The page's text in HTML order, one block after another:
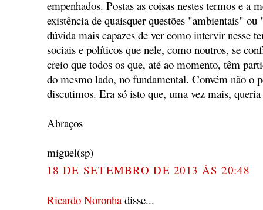
empenhados. Postas as coisas nestes termos e a
existência de quaisquer questões "ambientais"
dúvida mais capazes de ver como intervir nesse
sociais e políticos que nele, como noutros, se
creio que todos os que, até ao momento, têm
do mesmo lado, no fundamental. Convém não o
discutimos. Era só isto que, uma vez mais,
Abraços
miguel(sp)
18 DE SETEMBRO DE 2013 ÀS 20:48
Ricardo Noronhadisse...